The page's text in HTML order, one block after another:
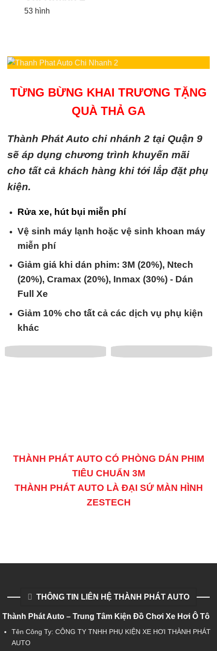
16 hình
TỪNG BỪNG KHAI TRƯƠNG TẶNG
QUÀ THẢ GA
Thành Phát Auto chi nhánh 2 tại Quận 9
sẽ áp dụng chương trình khuyến mãi
cho tất cả khách hàng khi tới lắp đặt phụ
kiện.
Rửa xe, hút bụi miễn phí
Vệ sinh máy lạnh hoặc vệ sinh khoan máy
miễn phí
Giảm giá khi dán phim: 3M (20%), Ntech
(20%), Cramax (20%), Inmax (30%) - Dán
Full Xe
Giảm 10% cho tất cả các dịch vụ phụ kiện
khác
THÀNH PHÁT AUTO CÓ PHÒNG DÁN PHIM
TIÊU CHUẨN 3M
THÀNH PHÁT AUTO LÀ ĐẠI SỨ MÀN HÌNH
ZESTECH
THÔNG TIN LIÊN HỆ THÀNH PHÁT AUTO
Thành Phát Auto – Trung Tâm Kiện Đồ Chơi Xe Hơi Ô Tô
Tên Công Ty: CÔNG TY TNHH PHỤ KIỆN XE HƠI THÀNH PHÁT
AUTO